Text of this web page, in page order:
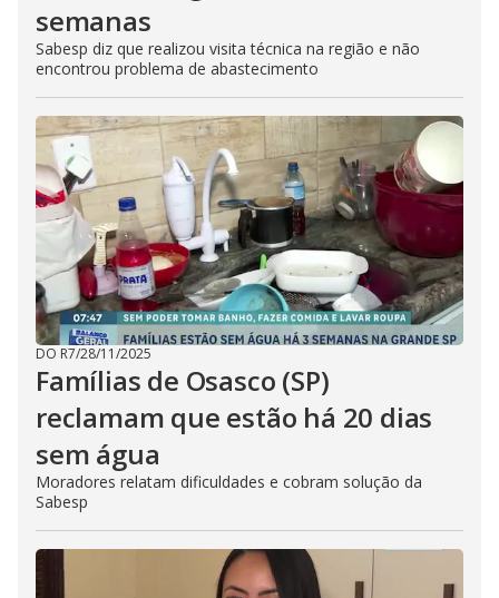
semanas
Sabesp diz que realizou visita técnica na região e não
encontrou problema de abastecimento
DO R7/28/11/2025
Famílias de Osasco (SP)
reclamam que estão há 20 dias
sem água
Moradores relatam dificuldades e cobram solução da
Sabesp